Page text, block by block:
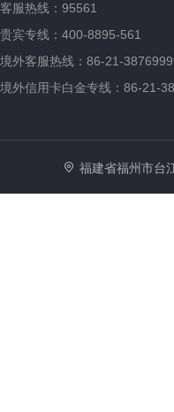
客服热线：95561
贵宾专线：400-8895-561
境外客服热线：86-21-
境外信用卡白金专线：86-21-
福建省福州市台